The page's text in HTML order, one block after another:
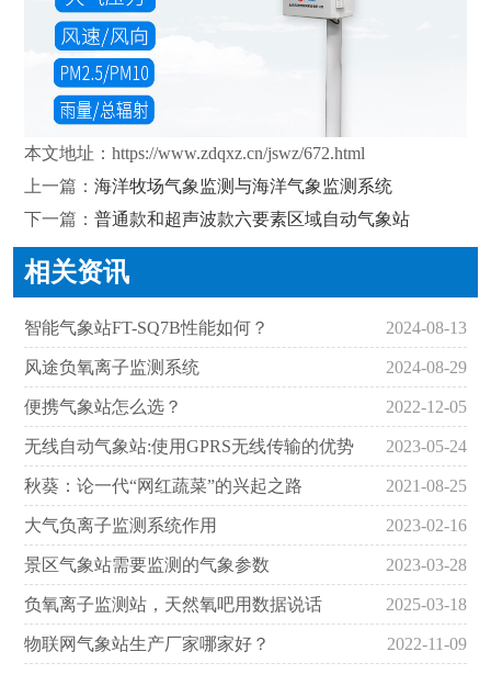
本文地址： https://www.zdqxz.cn/jswz/672.html
上一篇： 海洋牧场气象监测与海洋气象监测系统
下一篇： 普通款和超声波款六要素区域自动气象站
相关资讯
智能气象站FT-SQ7B性能如何？ 2024-08-13
风途负氧离子监测系统 2024-08-29
便携气象站怎么选？ 2022-12-05
无线自动气象站:使用GPRS无线传输的优势 2023-05-24
秋葵：论一代“网红蔬菜”的兴起之路 2021-08-25
大气负离子监测系统作用 2023-02-16
景区气象站需要监测的气象参数 2023-03-28
负氧离子监测站，天然氧吧用数据说话 2025-03-18
物联网气象站生产厂家哪家好？ 2022-11-09